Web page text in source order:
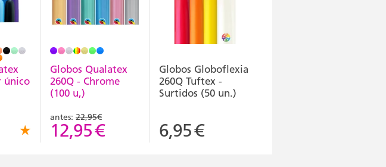
único
Globos Qualatex
260Q - Chrome
(100 u,)
antes: 22,95€
12,95€
Globos Globoflexia
260Q Tuftex -
Surtidos (50 un.)
6,95€